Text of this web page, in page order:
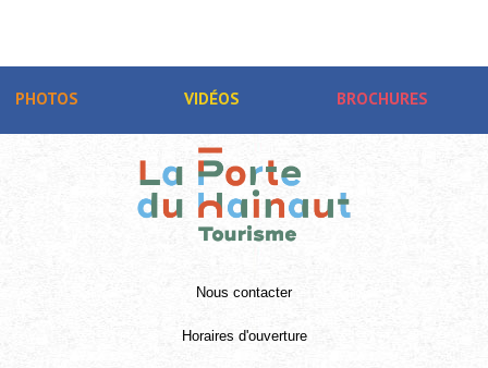
PHOTOS VIDÉOS BROCHURES
Nous contacter
Horaires d'ouverture